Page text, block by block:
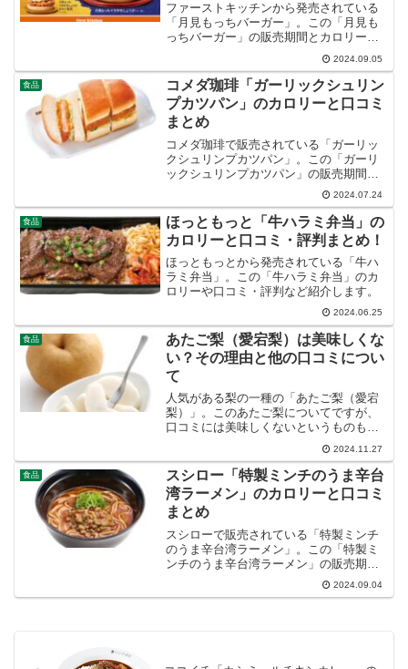
ファーストキッチンから発売されている
「月見もっちバーガー」。この「月見も
っちバーガー」の販売期間とカロリー、
口コミ・評判など紹介します。 2024.09.05
食品
コメダ珈琲「ガーリックシュリン
プカツパン」のカロリーと口コミ
まとめ
コメダ珈琲で販売されている「ガーリッ
クシュリンプカツパン」。この「ガーリ
ックシュリンプカツパン」の販売期間や
カロリー、口コミなど紹介します。2024.07.24
食品
ほっともっと「牛ハラミ弁当」の
カロリーと口コミ・評判まとめ！
ほっともっとから発売されている「牛ハ
ラミ弁当」。この「牛ハラミ弁当」のカ
ロリーや口コミ・評判など紹介します。
2024.06.25
食品
あたご梨（愛宕梨）は美味しくな
い？その理由と他の口コミについ
て
人気がある梨の一種の「あたご梨（愛宕
梨）」。このあたご梨についてですが、
口コミには美味しくないというものもあ
るようです。ここでは、その理由と他の
2024.11.27
食品
スシロー「特製ミンチのうま辛台
湾ラーメン」のカロリーと口コミ
まとめ
スシローで販売されている「特製ミンチ
のうま辛台湾ラーメン」。この「特製ミ
ンチのうま辛台湾ラーメン」の販売期間
とカロリー、口コミ・評判など紹介しま
2024.09.04